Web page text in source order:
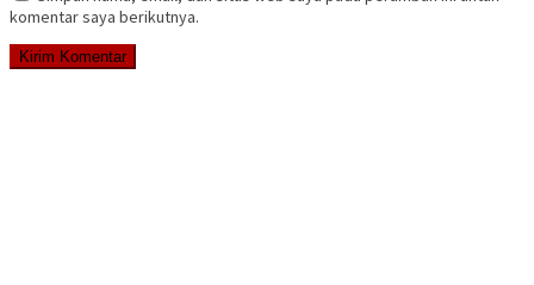
komentar saya berikutnya.